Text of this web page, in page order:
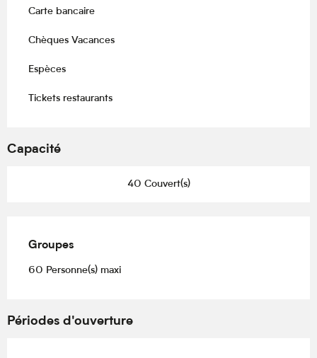
Carte bancaire
Chèques Vacances
Espèces
Tickets restaurants
Capacité
40 Couvert(s)
Groupes
Groupes
60 Personne(s) maxi
Périodes d'ouverture